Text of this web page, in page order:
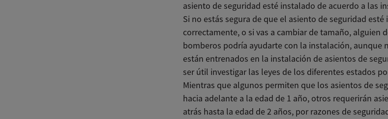
asiento de seguridad esté instalado de acuerdo a las
Si no estás segura de que el asiento de seguridad esté
correctamente, o si vas a cambiar de tamaño, alguien
bomberos podría ayudarte con la instalación, aunque
están entrenados en la instalación de asientos de
ser útil investigar las leyes de los diferentes estados
Mientras que algunos permiten que los asientos de
hacia adelante a la edad de 1 año, otros requerirán
atrás hasta la edad de 2 años, por razones de